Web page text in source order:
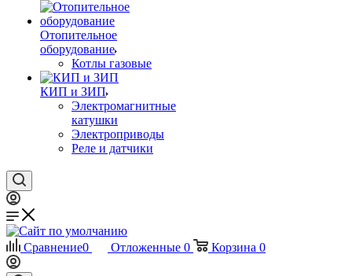
Отопительное
оборудование
Котлы газовые
КИП и ЗИП
Электромагнитные
катушки
Электроприводы
Реле и датчики
Сравнение0 Отложенные 0 Корзина 0